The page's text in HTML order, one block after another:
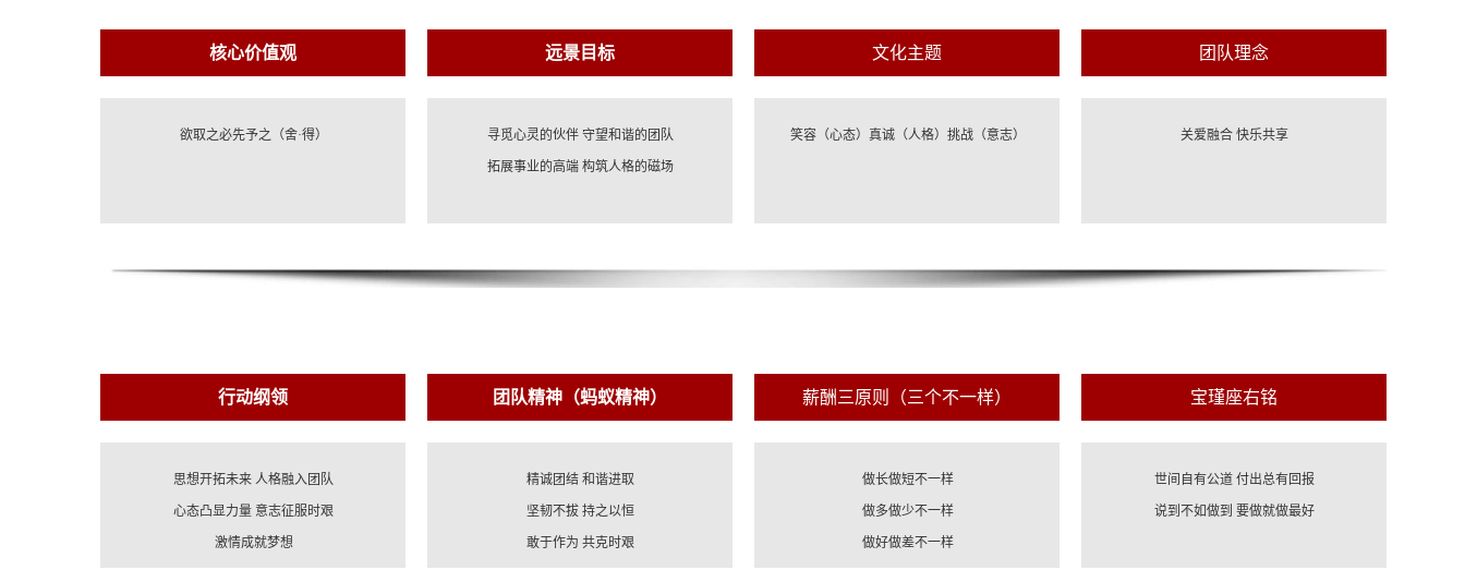
核心价值观
欲取之必先予之（舍·得）
远景目标
寻觅心灵的伙伴 守望和谐的团队
拓展事业的高端 构筑人格的磁场
文化主题
笑容（心态）真诚（人格）挑战（意志）
团队理念
关爱融合 快乐共享
行动纲领
思想开拓未来 人格融入团队
心态凸显力量 意志征服时艰
激情成就梦想
团队精神（蚂蚁精神）
精诚团结 和谐进取
坚韧不拔 持之以恒
敢于作为 共克时艰
薪酬三原则（三个不一样）
做长做短不一样
做多做少不一样
做好做差不一样
宝瑾座右铭
世间自有公道 付出总有回报
说到不如做到 要做就做最好